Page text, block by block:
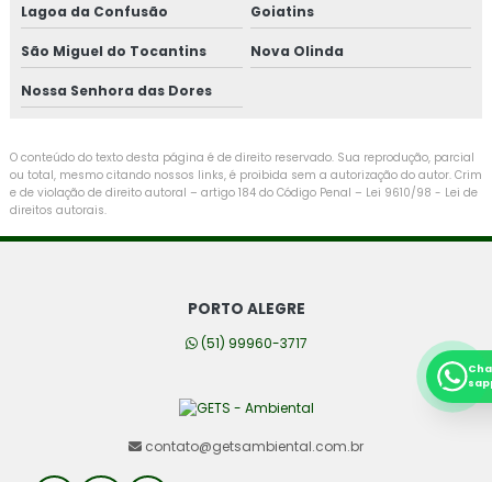
Lagoa da Confusão Goiatins
São Miguel do Tocantins Nova Olinda
Nossa Senhora das Dores
O conteúdo do texto desta página é de direito reservado. Sua reprodução, parcial
ou total, mesmo citando nossos links, é proibida sem a autorização do autor. Crim
e de violação de direito autoral – artigo 184 do Código Penal – Lei 9610/98 - Lei de
direitos autorais.
PORTO ALEGRE
(51) 99960-3717
contato@getsambiental.com.br